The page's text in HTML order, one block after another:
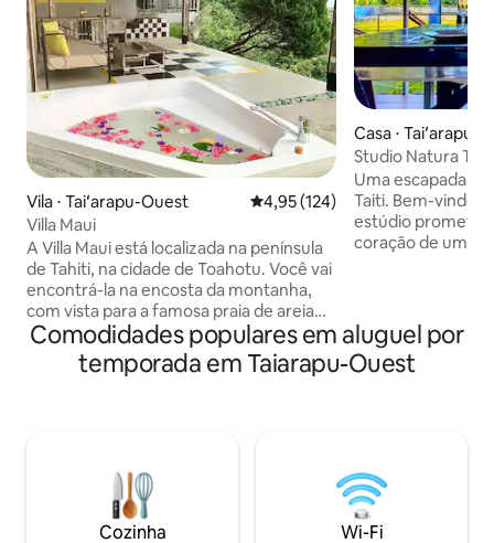
Vila ⋅ Taiʻarapu-Ouest 4,95 de uma avaliação média de
4,95 (124)
Villa Maui
A Villa Maui está localizada na península
de Tahiti, na cidade de Toahotu. Você vai
encontrá-la na encosta da montanha,
com vista para a famosa praia de areia
branca de Tahiti Iti, chamada “La plage
de Maui”. A Villa Maui tem uma vista
deslumbrante para o oceano e, em
momento. O acesso privativo à praia de
Maui é exclusivo para você. O melhor
lugar para observar baleias durante a
Casa ⋅ Taiʻarapu-
Studio Natura
com vista para a
Uma escapada
Taiti. Bem-vindo a Teahupo’o. Este
estúdio promete
coração de uma
descobrir as
Teahupo’o de táxi
tarde, navegue
mundo.
Comodidades populares em aluguel por
temporada em Taiarapu-Ouest
Cozinha Wi-Fi